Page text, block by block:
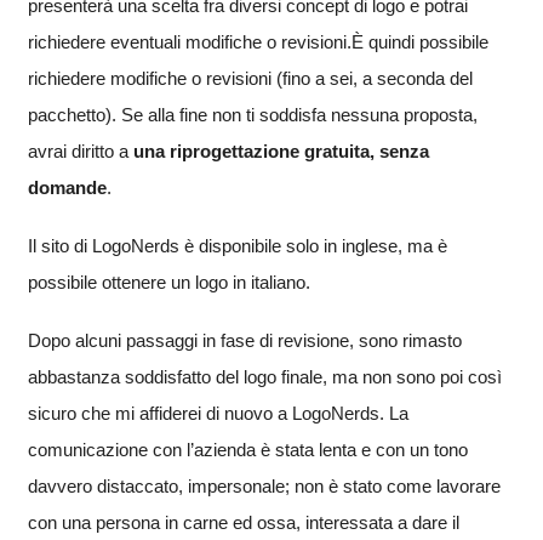
presenterà una scelta fra diversi concept di logo e potrai
richiedere eventuali modifiche o revisioni.È quindi possibile
richiedere modifiche o revisioni (fino a sei, a seconda del
pacchetto). Se alla fine non ti soddisfa nessuna proposta,
avrai diritto a una riprogettazione gratuita, senza
domande.
Il sito di LogoNerds è disponibile solo in inglese, ma è
possibile ottenere un logo in italiano.
Dopo alcuni passaggi in fase di revisione, sono rimasto
abbastanza soddisfatto del logo finale, ma non sono poi così
sicuro che mi affiderei di nuovo a LogoNerds. La
comunicazione con l’azienda è stata lenta e con un tono
davvero distaccato, impersonale; non è stato come lavorare
con una persona in carne ed ossa, interessata a dare il